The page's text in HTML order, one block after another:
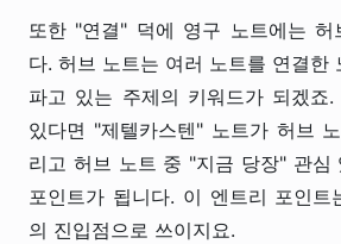
또한 "연결" 덕에 영구 노트에는 허
다. 허브 노트는 여러 노트를 연결한
파고 있는 주제의 키워드가 되겠죠
있다면 "제텔카스텐" 노트가 허브
리고 허브 노트 중 "지금 당장" 관심
포인트가 됩니다. 이 엔트리 포인트
의 진입점으로 쓰이지요.